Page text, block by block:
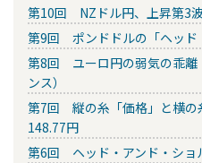
第10回 NZドル円、上昇第3
第9回 ポンドドルの「ヘッド
第8回 ユーロ円の弱気の乖離
ンス）
第7回 縦の糸「価格」と横の
148.77円
第6回 ヘッド・アンド・ショ